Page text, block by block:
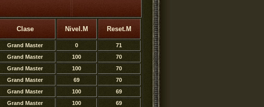
Clase Nivel.M Reset.M
Grand Master 0
71
Grand Master 100
70
Grand Master 100
70
Grand Master 69
70
Grand Master 100
69
Grand Master 100
69